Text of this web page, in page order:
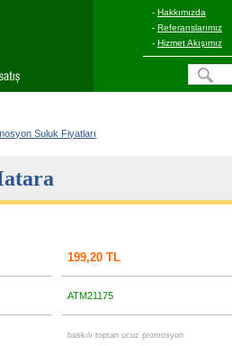
- Hakkımızda
- Referanslarımız
- Hizmet Akışımız
Suluk Fiyatları
199,20 TL
ATM21175
baskılı toptan ucuz promosyon